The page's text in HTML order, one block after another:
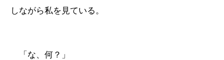
しながら私を見ている。
「な、何？」